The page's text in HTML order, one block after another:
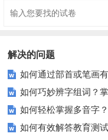
解决的问题
如何通过部首或笔画
类汉字？
如何巧妙辨字组词？
些技巧轻松提升语文水平
如何轻松掌握多音字
选择技巧要知道！
如何有效解答教育测